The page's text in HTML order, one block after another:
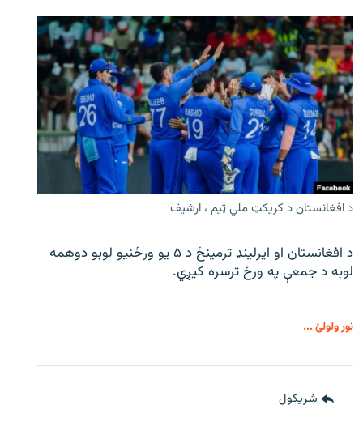
د افغانستان د کریکټ ملي ټیم ، ارشیف
د افغانستان او ایرلینډ ترمینځ د ۵ یو ورځنیو لوبو دوهمه
لوبه د جمعې په ورځ ترسره کیږي.
نور ولولئ ...
شريکول